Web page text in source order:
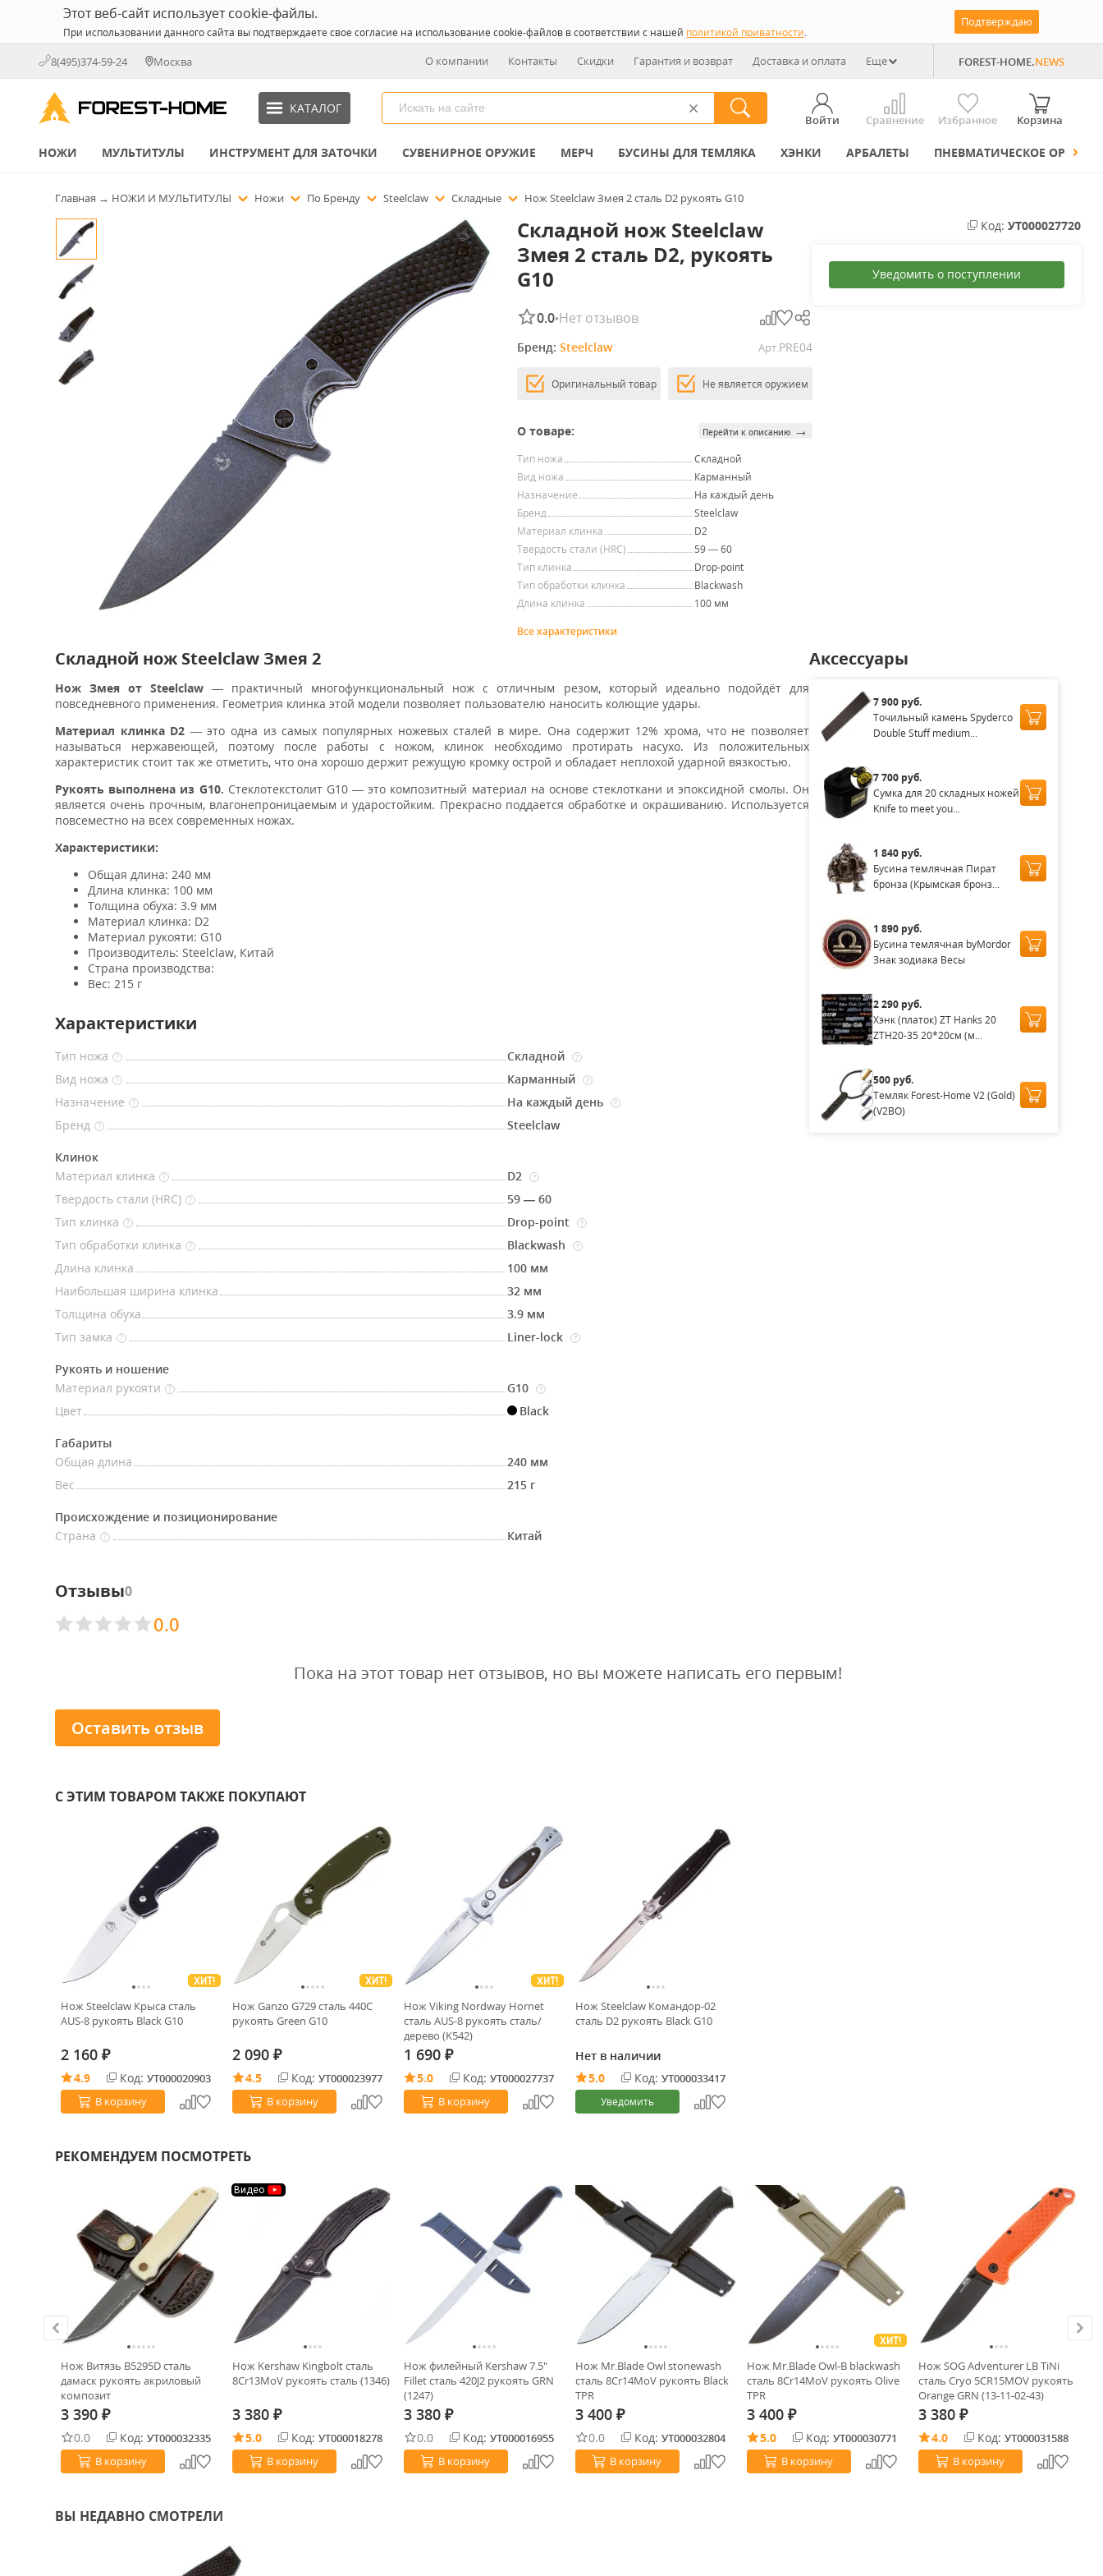
Этот веб-сайт использует cookie-файлы.
При использовании данного сайта вы подтверждаете свое согласие на использование cookie-файлов в соответствии с нашей политикой приватности.
Подтверждаю
8(495)374-59-24 Москва О компании Контакты Скидки Гарантия и возврат Доставка и оплата Еще FOREST-HOME.NEWS
КАТАЛОГ
Войти Сравнение Избранное Корзина
НОЖИ МУЛЬТИТУЛЫ ИНСТРУМЕНТ ДЛЯ ЗАТОЧКИ СУВЕНИРНОЕ ОРУЖИЕ МЕРЧ БУСИНЫ ДЛЯ ТЕМЛЯКА ХЭНКИ АРБАЛЕТЫ ПНЕВМАТИЧЕСКОЕ ОРУЖИЕ
Главная → НОЖИ И МУЛЬТИТУЛЫ Ножи По Бренду Steelclaw Складные Нож Steelclaw Змея 2 сталь D2 рукоять G10
Складной нож Steelclaw
Змея 2 сталь D2, рукоять
G10
0.0•Нет отзывов
Бренд: Steelclaw Арт.PRE04
Оригинальный товар Не является оружием
О товаре: Перейти к описанию →
Тип ножа
Складной
Вид ножа
Карманный
Назначение
На каждый день
Бренд
Steelclaw
Материал клинка
D2
Твердость стали (HRC)
59 — 60
Тип клинка
Drop-point
Тип обработки клинка
Blackwash
Длина клинка
100 мм
Все характеристики
Код: УТ000027720
Уведомить о поступлении
Складной нож Steelclaw Змея 2
Нож Змея от Steelclaw — практичный многофункциональный нож с отличным резом, который идеально подойдёт для
повседневного применения. Геометрия клинка этой модели позволяет пользователю наносить колющие удары.
Материал клинка D2 — это одна из самых популярных ножевых сталей в мире. Она содержит 12% хрома, что не позволяет
называться нержавеющей, поэтому после работы с ножом, клинок необходимо протирать насухо. Из положительных
характеристик стоит так же отметить, что она хорошо держит режущую кромку острой и обладает неплохой ударной вязкостью.
Рукоять выполнена из G10. Стеклотекстолит G10 — это композитный материал на основе стеклоткани и эпоксидной смолы. Он
является очень прочным, влагонепроницаемым и ударостойким. Прекрасно поддается обработке и окрашиванию. Используется
повсеместно на всех современных ножах.
Характеристики:
Общая длина: 240 мм
Длина клинка: 100 мм
Толщина обуха: 3.9 мм
Материал клинка: D2
Материал рукояти: G10
Производитель: Steelclaw, Китай
Страна производства:
Вес: 215 г
Характеристики
Тип ножа ? Складной ?
Вид ножа ? Карманный ?
Назначение ? На каждый день ?
Бренд ? Steelclaw
Клинок
Материал клинка
? D2 ?
Твердость стали (HRC) ?
59 — 60
Тип клинка
? Drop-point ?
Тип обработки клинка ? Blackwash ?
Длина клинка
100 мм
Наибольшая ширина клинка
32 мм
Толщина обуха
3.9 мм
Тип замка
? Liner-lock ?
Рукоять и ношение
Материал рукояти
? G10 ?
Цвет Black
Габариты
Общая длина
240 мм
Вес
215 г
Происхождение и позиционирование
Страна
? Китай
Аксессуары
7 900 руб.
Точильный камень Spyderco
Double Stuff medium...
7 700 руб.
Сумка для 20 складных ножей
Knife to meet you...
1 840 руб.
Бусина темлячная Пират
бронза (Крымская бронз...
1 890 руб.
Бусина темлячная byMordor
Знак зодиака Весы
2 290 руб.
Хэнк (платок) ZT Hanks 20
ZTH20-35 20*20см (м...
500 руб.
Темляк Forest-Home V2 (Gold)
(V2BO)
Отзывы0
0.0
Пока на этот товар нет отзывов, но вы можете написать его первым!
Оставить отзыв
С ЭТИМ ТОВАРОМ ТАКЖЕ ПОКУПАЮТ
ХИТ!
Нож Steelclaw Крыса сталь
AUS-8 рукоять Black G10
2 160 ₽
4.9 Код: УТ000020903
В корзину
ХИТ!
Нож Ganzo G729 cталь 440C
рукоять Green G10
2 090 ₽
4.5 Код: УТ000023977
В корзину
ХИТ!
Нож Viking Nordway Hornet
сталь AUS-8 рукоять сталь/
дерево (K542)
1 690 ₽
5.0 Код: УТ000027737
В корзину
Нож Steelclaw Командор-02
сталь D2 рукоять Black G10
Нет в наличии
5.0
Код: УТ000033417
Уведомить
РЕКОМЕНДУЕМ ПОСМОТРЕТЬ
Нож Витязь B5295D сталь
дамаск рукоять акриловый
композит
3 390 ₽
0.0 Код: УТ000032335
В корзину
Видео
Нож Kershaw Kingbolt сталь
8Cr13MoV рукоять сталь (1346)
3 380 ₽
5.0 Код: УТ000018278
В корзину
Нож филейный Kershaw 7.5"
Fillet сталь 420J2 рукоять GRN
(1247)
3 380 ₽
0.0 Код: УТ000016955
В корзину
Нож Mr.Blade Owl stonewash
сталь 8Cr14MoV рукоять Black
TPR
3 400 ₽
0.0 Код: УТ000032804
В корзину
ХИТ!
Нож Mr.Blade Owl-B blackwash
сталь 8Cr14MoV рукоять Olive
TPR
3 400 ₽
5.0 Код: УТ000030771
В корзину
Нож SOG Adventurer LB TiNi
сталь Cryo 5CR15MOV рукоять
Orange GRN (13-11-02-43)
3 380 ₽
4.0 Код: УТ000031588
В корзину
ВЫ НЕДАВНО СМОТРЕЛИ